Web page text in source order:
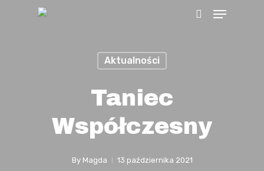
Menu
Aktualności
Taniec
Współczesny
By Magda 13 października 2021